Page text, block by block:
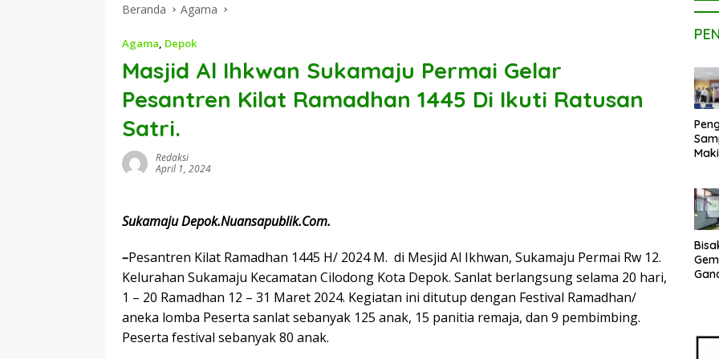
Beranda Agama
Agama, Depok
Masjid Al Ihkwan Sukamaju Permai Gelar
Pesantren Kilat Ramadhan 1445 Di Ikuti Ratusan
Satri.
Redaksi
April 1, 2024
Sukamaju Depok.Nuansapublik.Com.
–Pesantren Kilat Ramadhan 1445 H/ 2024 M. di Mesjid Al Ikhwan, Sukamaju Permai Rw 12.
Kelurahan Sukamaju Kecamatan Cilodong Kota Depok. Sanlat berlangsung selama 20 hari,
1 – 20 Ramadhan 12 – 31 Maret 2024. Kegiatan ini ditutup dengan Festival Ramadhan/
aneka lomba Peserta sanlat sebanyak 125 anak, 15 panitia remaja, dan 9 pembimbing.
Peserta festival sebanyak 80 anak.